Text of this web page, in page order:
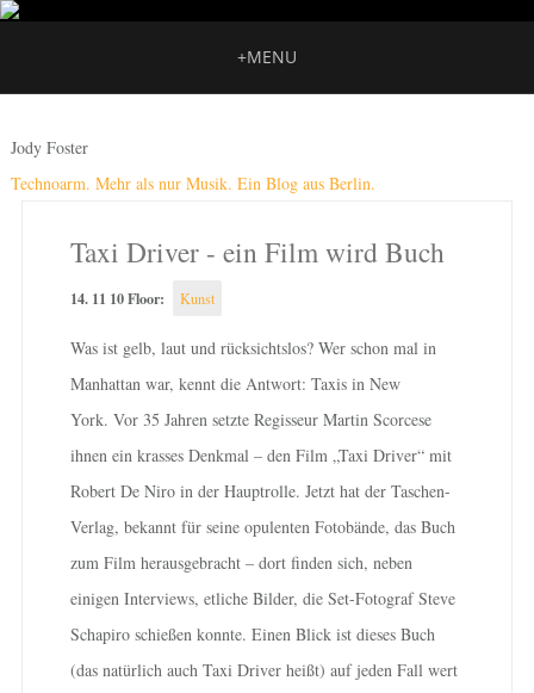
+MENU
Jody Foster
Technoarm. Mehr als nur Musik. Ein Blog aus Berlin.
Taxi Driver - ein Film wird Buch
14. 11 10 Floor: Kunst
Was ist gelb, laut und rücksichtslos? Wer schon mal in
Manhattan war, kennt die Antwort: Taxis in New
York. Vor 35 Jahren setzte Regisseur Martin Scorcese
ihnen ein krasses Denkmal – den Film „Taxi Driver“ mit
Robert De Niro in der Hauptrolle. Jetzt hat der Taschen-
Verlag, bekannt für seine opulenten Fotobände, das Buch
zum Film herausgebracht – dort finden sich, neben
einigen Interviews, etliche Bilder, die Set-Fotograf Steve
Schapiro schießen konnte. Einen Blick ist dieses Buch
(das natürlich auch Taxi Driver heißt) auf jeden Fall wert